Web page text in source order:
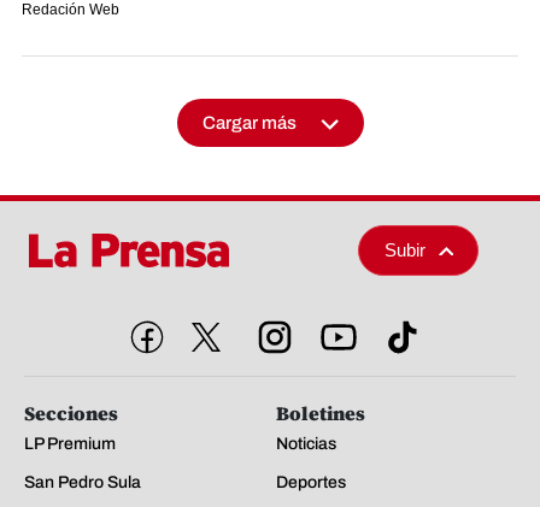
Redación Web
Cargar más
Subir
Secciones
LP Premium
San Pedro Sula
Boletines
Noticias
Deportes